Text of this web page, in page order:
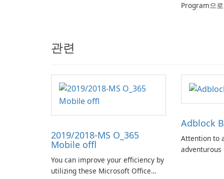
Program으
관련
2019/2018-MS O_365
Mobile offl
You can improve your efficiency by
utilizing these Microsoft Office
Adblock
Attention to
adventurous